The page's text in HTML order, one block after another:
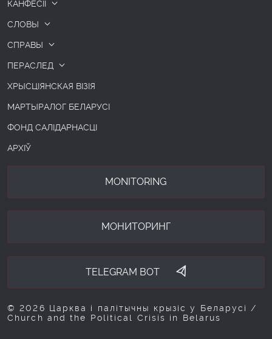
КАНФЕСІІ
СЛОВЫ
СПРАВЫ
ПЕРАСЛЕД
ХРЫСЦІЯНСКАЯ ВІЗІЯ
МАРТЫРАЛОГ БЕЛАРУСІ
ФОНД САЛІДАРНАСЦІ
АРХІЎ
MONITORING
МОНИТОРИНГ
TELEGRAM BOT
© 2026 Царква і палітычны крызіс у Беларусі /
Church and the Political Crisis in Belarus